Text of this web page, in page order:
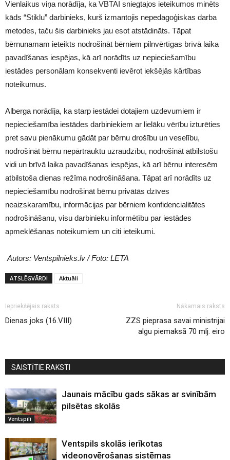
Vienlaikus viņa norādīja, ka VBTAI sniegtajos ieteikumos minēts
kāds “Stiklu” darbinieks, kurš izmantojis nepedagoģiskas darba
metodes, taču šis darbinieks jau esot atstādināts. Tāpat
bērnunamam ieteikts nodrošināt bērniem pilnvērtīgas brīvā laika
pavadīšanas iespējas, kā arī norādīts uz nepieciešamību
iestādes personālam konsekventi ievērot iekšējās kārtības
noteikumus.
Alberga norādīja, ka starp iestādei dotajiem uzdevumiem ir
nepieciešamība iestādes darbiniekiem ar lielāku vērību izturēties
pret savu pienākumu gādāt par bērnu drošību un veselību,
nodrošināt bērnu nepārtrauktu uzraudzību, nodrošināt atbilstošu
vidi un brīvā laika pavadīšanas iespējas, kā arī bērnu interesēm
atbilstoša dienas režīma nodrošināšana. Tāpat arī norādīts uz
nepieciešamību nodrošināt bērnu privātās dzīves
neaizskaramību, informācijas par bērniem konfidencialitātes
nodrošināšanu, visu darbinieku informētību par iestādes
apmeklēšanas noteikumiem un citi ieteikumi.
Autors: Ventspilnieks.lv / Foto: LETA
ATSLĒGVĀRDI Aktuāli
Iepriekšējais raksts
Dienas joks (16.VIII)
Nākamais raksts
ZZS pieprasa savai ministrijai
algu piemaksā 70 mlj. eiro
SAISTĪTIE RAKSTI
Ventspilī
Jaunais mācību gads sākas ar svinībām
pilsētas skolās
Ventspils skolās ierīkotas
videonovērošanas sistēmas